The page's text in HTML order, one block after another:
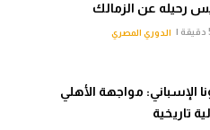
رحيله عن الزمالك
الدوري المصري
الإسباني: مواجهة الأهلي
تاريخية